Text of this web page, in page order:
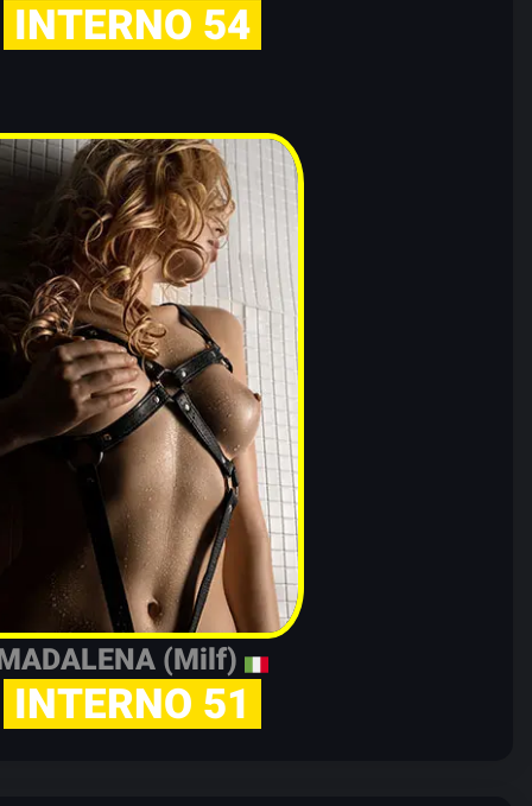
INTERNO 54
(Milf)
INTERNO 51